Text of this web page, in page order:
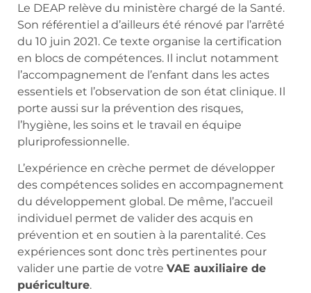
Le DEAP relève du ministère chargé de la Santé.
Son référentiel a d’ailleurs été rénové par l’arrêté
du 10 juin 2021. Ce texte organise la certification
en blocs de compétences. Il inclut notamment
l’accompagnement de l’enfant dans les actes
essentiels et l’observation de son état clinique. Il
porte aussi sur la prévention des risques,
l’hygiène, les soins et le travail en équipe
pluriprofessionnelle.
L’expérience en crèche permet de développer
des compétences solides en accompagnement
du développement global. De même, l’accueil
individuel permet de valider des acquis en
prévention et en soutien à la parentalité. Ces
expériences sont donc très pertinentes pour
valider une partie de votre VAE auxiliaire de
puériculture.